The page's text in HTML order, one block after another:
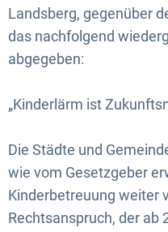
Landsberg, gegenüber
das nachfolgend
abgegeben:
„Kinderlärm ist
Die Städte und
wie vom Gesetzgeber
Kinderbetreuung weiter
Rechtsanspruch, der ab